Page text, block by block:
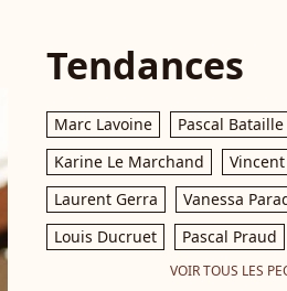
Tendances
Marc Lavoine
Pascal Bataille
Karine Le Marchand
Laurent Gerra
Vanessa
Louis Ducruet
Pascal Praud
VOIR TOUS LES